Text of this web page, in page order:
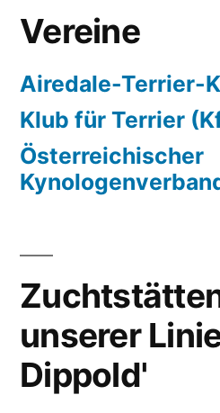
Vereine
Airedale-Terrier-
Klub für Terrier
Österreichischer
unserer
Dippold'